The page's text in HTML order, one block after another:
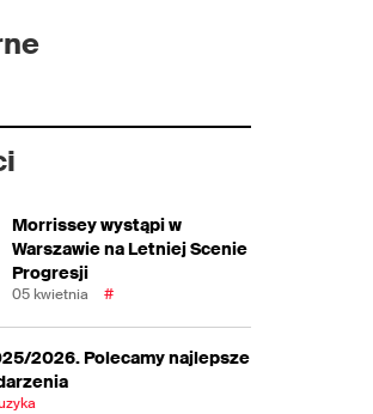
Morrissey wystąpi w
Warszawie na Letniej Scenie
Progresji
05 kwietnia #
2026. Polecamy najlepsze